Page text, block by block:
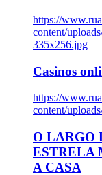
https://
content/
335x256.jpg
Casinos
https://
content/
O LARGO
ESTRELA
A CASA